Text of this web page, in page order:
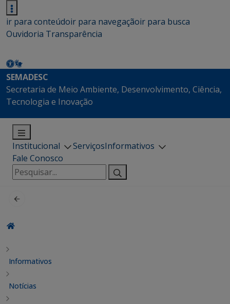
ir para conteúdoir para navegaçãoir para busca
Ouvidoria Transparência
SEMADESC
Secretaria de Meio Ambiente, Desenvolvimento, Ciência,
Tecnologia e Inovação
Institucional ServiçosInformativos
Fale Conosco
Pesquisar
por:
Informativos
Notícias